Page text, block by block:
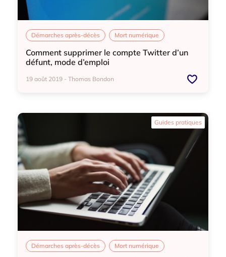
Démarches après-décès Mort numérique
Comment supprimer le compte Twitter d’un
défunt, mode d’emploi
19 août 2019 - Thomas Bondon
Démarches après-décès Mort numérique
Guides pratiques